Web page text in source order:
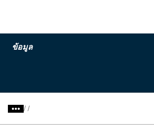
ข้อมูล
/